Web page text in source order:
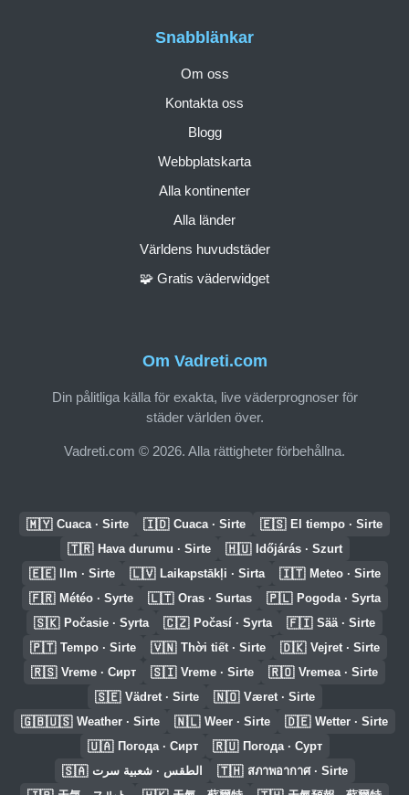
Om Vadreti.com
Din pålitliga källa för exakta, live väderprognoser för
städer världen över.
Vadreti.com © 2026. Alla rättigheter förbehållna.
Snabblänkar
Om oss
Kontakta oss
Blogg
Webbplatskarta
Alla kontinenter
Alla länder
Världens huvudstäder
🧩 Gratis väderwidget
🇲🇾 Cuaca · Sirte 🇮🇩 Cuaca · Sirte 🇪🇸 El tiempo · Sirte
🇹🇷 Hava durumu · Sirte 🇭🇺 Időjárás · Szurt
🇪🇪 Ilm · Sirte 🇱🇻 Laikapstākļi · Sirta 🇮🇹 Meteo · Sirte
🇫🇷 Météo · Syrte 🇱🇹 Oras · Surtas 🇵🇱 Pogoda · Syrta
🇸🇰 Počasie · Syrta 🇨🇿 Počasí · Syrta 🇫🇮 Sää · Sirte
🇵🇹 Tempo · Sirte 🇻🇳 Thời tiết · Sirte 🇩🇰 Vejret · Sirte
🇷🇸 Vreme · Сирт 🇸🇮 Vreme · Sirte 🇷🇴 Vremea · Sirte
🇸🇪 Vädret · Sirte 🇳🇴 Været · Sirte
🇬🇧🇺🇸 Weather · Sirte 🇳🇱 Weer · Sirte 🇩🇪 Wetter · Sirte
🇺🇦 Погода · Сирт 🇷🇺 Погода · Сурт
🇸🇦 الطقس · شعبية سرت 🇹🇭 สภาพอากาศ · Sirte